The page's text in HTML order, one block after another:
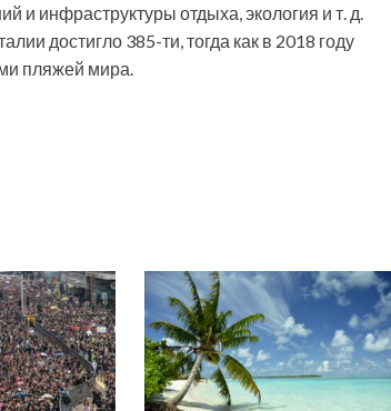
и инфраструктуры отдыха, экология и т. д.
достигло 385-ти, тогда как в 2018 году
пляжей мира.